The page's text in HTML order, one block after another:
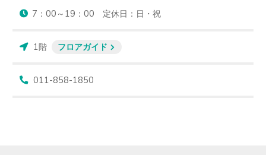
7：00～19：00　定休日：日・祝
1階 フロアガイド
011-858-1850